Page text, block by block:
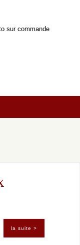
sur commande
la suite >